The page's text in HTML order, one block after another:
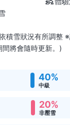
積雪狀況有所調整
將會隨時更新。)
40%
中級
20%
非壓雪